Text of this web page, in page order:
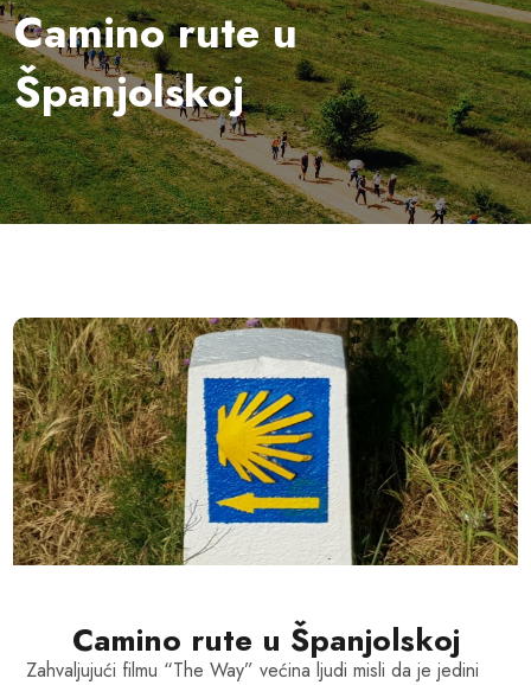
Camino rute u
Španjolskoj
Camino rute u Španjolskoj
Zahvaljujući filmu “The Way” većina ljudi misli da je jedini